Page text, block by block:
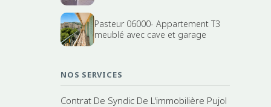
Pasteur 06000- Appartement T3
meublé avec cave et garage
NOS SERVICES
Contrat De Syndic De L'immobilière Pujol